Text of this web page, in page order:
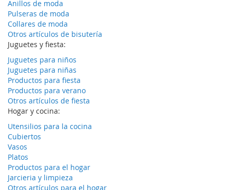
Anillos de moda
Pulseras de moda
Collares de moda
Otros artículos de bisutería
Juguetes y fiesta:
Juguetes para niños
Juguetes para niñas
Productos para fiesta
Productos para verano
Otros artículos de fiesta
Hogar y cocina:
Utensilios para la cocina
Cubiertos
Vasos
Platos
Productos para el hogar
Jarcieria y limpieza
Otros artículos para el hogar